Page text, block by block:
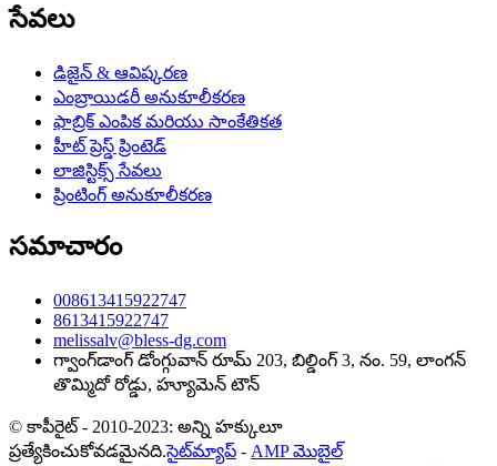
సేవలు
డిజైన్ & ఆవిష్కరణ
ఎంబ్రాయిడరీ అనుకూలీకరణ
ఫాబ్రిక్ ఎంపిక మరియు సాంకేతికత
హీట్ ప్రెస్డ్ ప్రింటెడ్
లాజిస్టిక్స్ సేవలు
ప్రింటింగ్ అనుకూలీకరణ
సమాచారం
008613415922747
8613415922747
melissalv@bless-dg.com
గ్వాంగ్‌డాంగ్ డోంగ్గువాన్ రూమ్ 203, బిల్డింగ్ 3, నం. 59, లాంగన్
తొమ్మిదో రోడ్డు, హ్యూమెన్ టౌన్
© కాపీరైట్ - 2010-2023: అన్ని హక్కులూ
ప్రత్యేకించుకోవడమైనది.సైట్‌మ్యాప్ - AMP మొబైల్